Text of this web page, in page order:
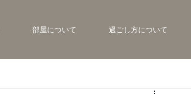
部屋について 過ごし方について